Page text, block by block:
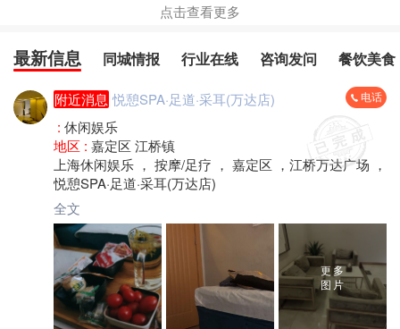
点击查看更多
最新信息 同城情报 行业在线 咨询发问 餐饮美食
附近消息 悦憩SPA·足道·采耳(万达店) 电话
: 休闲娱乐
地区 : 嘉定区 江桥镇
上海休闲娱乐 ， 按摩/足疗 ， 嘉定区 ，江桥万达广场 ，
悦憩SPA·足道·采耳(万达店)
全文
更多
图片